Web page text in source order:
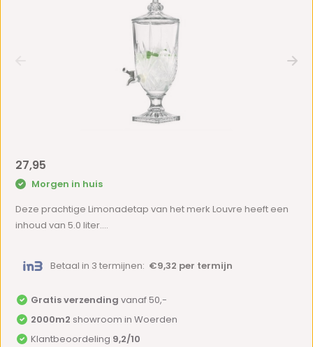
27,95
Morgen in huis
Deze prachtige Limonadetap van het merk Louvre heeft een
inhoud van 5.0 liter....
Betaal in 3 termijnen: €9,32 per termijn
Gratis verzending vanaf 50,-
2000m2 showroom in Woerden
Klantbeoordeling 9,2/10